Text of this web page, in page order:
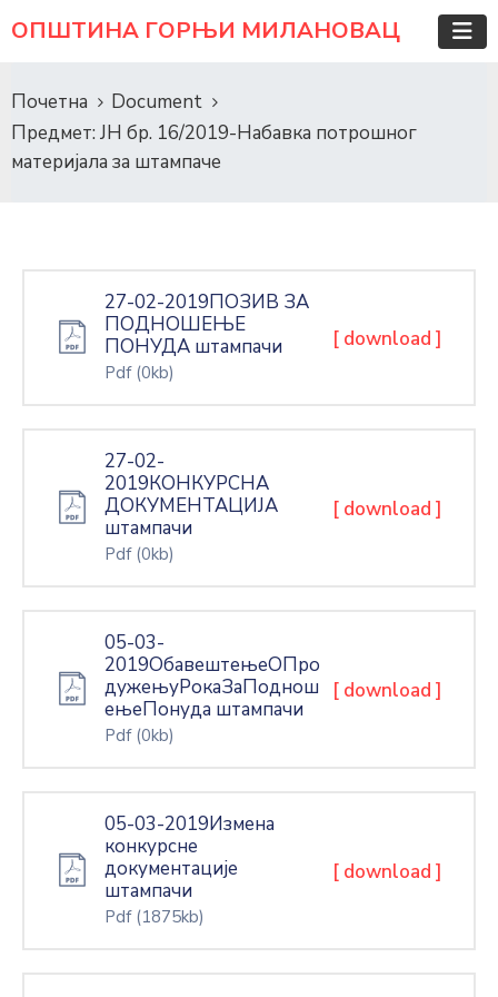
ОПШТИНА ГОРЊИ МИЛАНОВАЦ
Почетна
Document
Предмет: ЈН бр. 16/2019-Набавка потрошног
материјала за штампаче
27-02-2019ПОЗИВ ЗА
ПОДНОШЕЊЕ
ПОНУДА штампачи
Pdf (0kb)
[ download ]
27-02-
2019КОНКУРСНА
ДОКУМЕНТАЦИЈА
штампачи
Pdf (0kb)
[ download ]
05-03-
2019ОбавештењеОПро
дужењуРокаЗаПоднош
ењеПонуда штампачи
Pdf (0kb)
[ download ]
05-03-2019Измена
конкурсне
документације
штампачи
Pdf (1875kb)
[ download ]